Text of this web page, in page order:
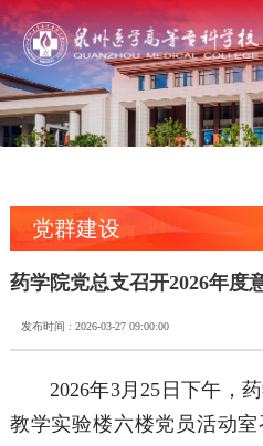
党群建设
药学院党总支召开2026年度
发布时间 : 2026-03-27 09:00:00
2026年3月25日下午，
教学实验楼六楼党员活动